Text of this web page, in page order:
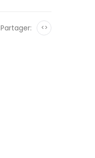
Partager: <>